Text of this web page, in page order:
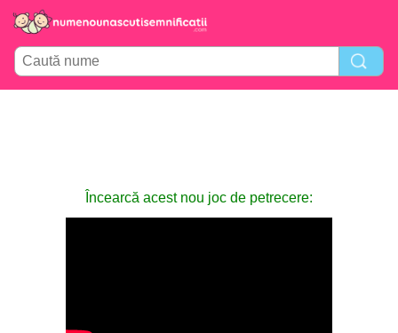
Încearcă acest nou joc de petrecere: